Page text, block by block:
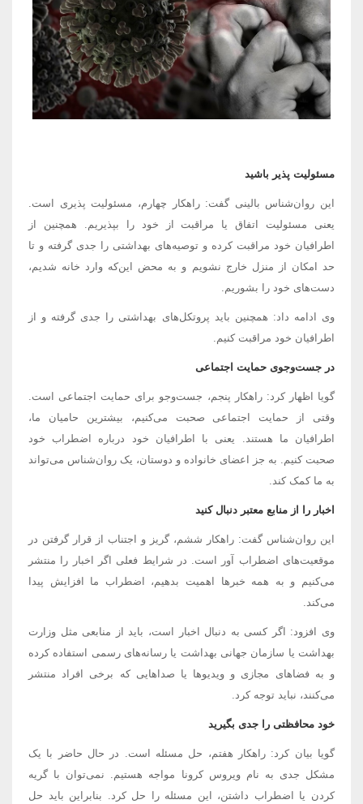
مسئولیت پذیر باشید
این روان‌شناس بالینی گفت: راهکار چهارم، مسئولیت پذیری است.
یعنی مسئولیت اتفاق یا مراقبت از خود را بپذیریم. همچنین از
اطرافیان خود مراقبت کرده و توصیه‌های بهداشتی را جدی گرفته و تا
حد امکان از منزل خارج نشویم و به محض این‌که وارد خانه شدیم،
دست‌های خود را بشوریم.
وی ادامه داد: همچنین باید پروتکل‌های بهداشتی را جدی گرفته و از
اطرافیان خود مراقبت کنیم.
در جست‌وجوی حمایت اجتماعی
گویا اظهار کرد: راهکار پنجم، جست‌وجو برای حمایت اجتماعی است.
وقتی از حمایت اجتماعی صحبت می‌کنیم، بیشترین حامیان ما،
اطرافیان ما هستند. یعنی با اطرافیان خود درباره اضطراب خود
صحبت کنیم. به جز اعضای خانواده و دوستان، یک روان‌شناس می‌تواند
به ما کمک کند.
اخبار را از منابع معتبر دنبال کنید
این روان‌شناس گفت: راهکار ششم، گریز و اجتناب از قرار گرفتن در
موقعیت‌های اضطراب آور است. در شرایط فعلی اگر اخبار را منتشر
می‌کنیم و به همه خبرها اهمیت بدهیم، اضطراب ما افزایش پیدا
می‌کند.
وی افزود: اگر کسی به دنبال اخبار است، باید از منابعی مثل وزارت
بهداشت یا سازمان جهانی بهداشت یا رسانه‌های رسمی استفاده کرده
و به فضاهای مجازی و ویدیوها یا صداهایی که برخی افراد منتشر
می‌کنند، نباید توجه کرد.
خود محافظتی را جدی بگیرید
گویا بیان کرد: راهکار هفتم، حل مسئله است. در حال حاضر با یک
مشکل جدی به نام ویروس کرونا مواجه هستیم. نمی‌توان با گریه
کردن یا اضطراب داشتن، این مسئله را حل کرد. بنابراین باید حل